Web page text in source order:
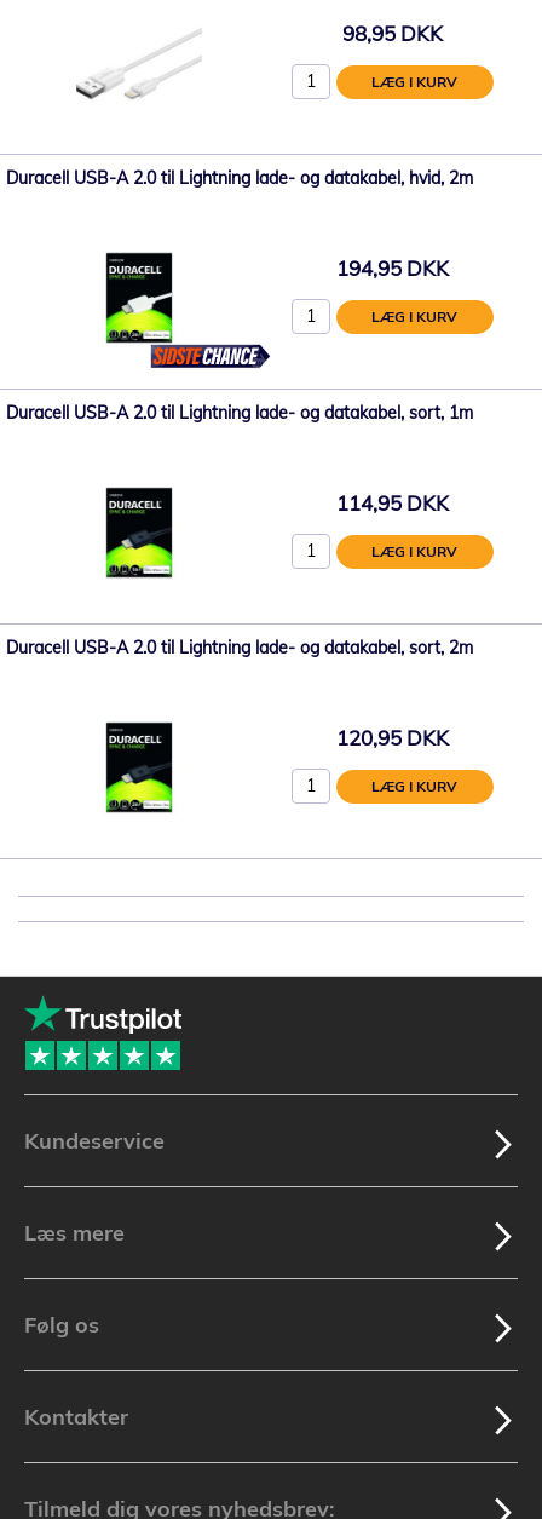
98,95 DKK
LÆG I KURV
Duracell USB-A 2.0 til Lightning lade- og datakabel, hvid, 2m
194,95 DKK
LÆG I KURV
Duracell USB-A 2.0 til Lightning lade- og datakabel, sort, 1m
114,95 DKK
LÆG I KURV
Duracell USB-A 2.0 til Lightning lade- og datakabel, sort, 2m
120,95 DKK
LÆG I KURV
Kundeservice
Læs mere
Følg os
Kontakter
Tilmeld dig vores nyhedsbrev: